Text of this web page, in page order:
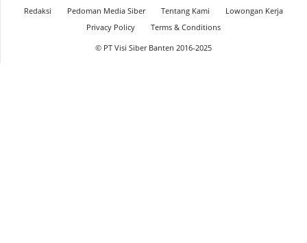
Redaksi Pedoman Media Siber Tentang Kami
Lowongan Kerja
Privacy Policy
Terms & Conditions
© PT Visi Siber Banten 2016-2025